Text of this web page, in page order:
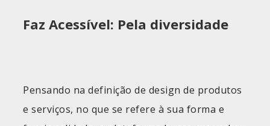
Faz Acessível: Pela diversidade
Pensando na definição de design de produtos
e serviços, no que se refere à sua forma e